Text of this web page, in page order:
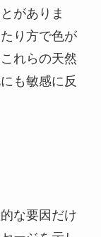
がありま
り方で色が
れらの天然
も敏感に反
な要因だけ